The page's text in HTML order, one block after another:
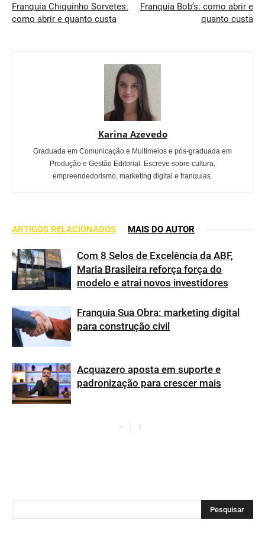
Franquia Chiquinho Sorvetes:
como abrir e quanto custa
Franquia Bob’s: como abrir e
quanto custa
Karina Azevedo
Graduada em Comunicação e Multimeios e pós-graduada em
Produção e Gestão Editorial. Escreve sobre cultura,
empreendedorismo, marketing digital e franquias.
ARTIGOS RELACIONADOS MAIS DO AUTOR
Com 8 Selos de Excelência da ABF,
Maria Brasileira reforça força do
modelo e atrai novos investidores
Franquia Sua Obra: marketing digital
para construção civil
Acquazero aposta em suporte e
padronização para crescer mais